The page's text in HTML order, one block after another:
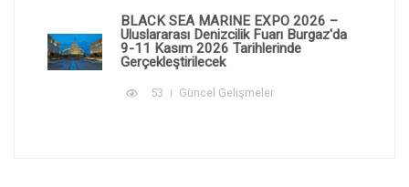
BLACK SEA MARINE EXPO 2026 –
Uluslararası Denizcilik Fuarı Burgaz'da
9-11 Kasım 2026 Tarihlerinde
Gerçekleştirilecek
53 Güncel Gelişmeler